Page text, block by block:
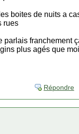
boites de nuits a
rues
franchement
plus agés que
Répondre